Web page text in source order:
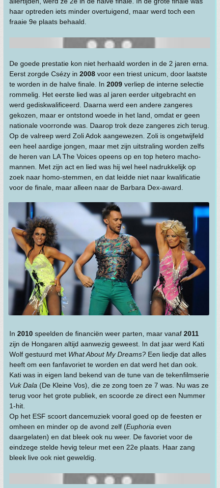
haar optreden iets minder overtuigend, maar werd toch een
fraaie 9e plaats behaald.
De goede prestatie kon niet herhaald worden in de 2 jaren erna.
Eerst zorgde Csézy in 2008 voor een triest unicum, door laatste
te worden in de halve finale. In 2009 verliep de interne selectie
rommelig. Het eerste lied was al jaren eerder uitgebracht en
werd gediskwalificeerd. Daarna werd een andere zangeres
gekozen, maar er ontstond woede in het land, omdat er geen
nationale voorronde was. Daarop trok deze zangeres zich terug.
Op de valreep werd Zoli Adok aangewezen. Zoli is ongetwijfeld
een heel aardige jongen, maar met zijn uitstraling worden zelfs
de heren van LA The Voices opeens op en top hetero macho-
mannen. Met zijn act en lied was hij wel heel nadrukkelijk op
zoek naar homo-stemmen, en dat leidde niet naar kwalificatie
voor de finale, maar alleen naar de Barbara Dex-award.
In 2010 speelden de financiën weer parten, maar vanaf 2011
zijn de Hongaren altijd aanwezig geweest. In dat jaar werd Kati
Wolf gestuurd met What About My Dreams? Een liedje dat alles
heeft om een fanfavoriet te worden en dat werd het dan ook.
Kati was in eigen land bekend van de tune van de tekenfilmserie
Vuk Dala (De Kleine Vos), die ze zong toen ze 7 was. Nu was ze
terug voor het grote publiek, en scoorde ze direct een Nummer
1-hit.
Op het ESF scoort dancemuziek vooral goed op de feesten er
omheen en minder op de avond zelf (Euphoria even
daargelaten) en dat bleek ook nu weer. De favoriet voor de
eindzege stelde hevig teleur met een 22e plaats. Haar zang
bleek live ook niet geweldig.